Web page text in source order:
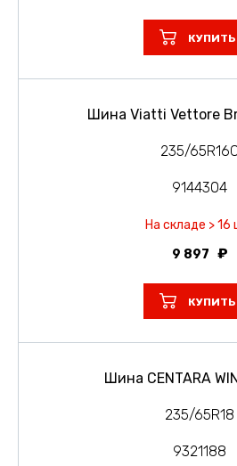
КУПИТЬ
Шина Viatti Vettore
235/
9144304
На складе > 16
9 897
КУПИТЬ
Шина CENTARA
235/65R18
9321188